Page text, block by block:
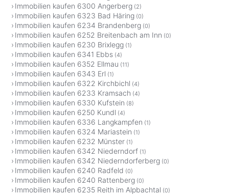
Immobilien kaufen 6300 Angerberg (2)
Immobilien kaufen 6323 Bad Häring (0)
Immobilien kaufen 6234 Brandenberg (0)
Immobilien kaufen 6252 Breitenbach am Inn (0)
Immobilien kaufen 6230 Brixlegg (1)
Immobilien kaufen 6341 Ebbs (4)
Immobilien kaufen 6352 Ellmau (11)
Immobilien kaufen 6343 Erl (1)
Immobilien kaufen 6322 Kirchbichl (4)
Immobilien kaufen 6233 Kramsach (4)
Immobilien kaufen 6330 Kufstein (8)
Immobilien kaufen 6250 Kundl (4)
Immobilien kaufen 6336 Langkampfen (1)
Immobilien kaufen 6324 Mariastein (1)
Immobilien kaufen 6232 Münster (1)
Immobilien kaufen 6342 Niederndorf (1)
Immobilien kaufen 6342 Niederndorferberg (0)
Immobilien kaufen 6240 Radfeld (0)
Immobilien kaufen 6240 Rattenberg (0)
Immobilien kaufen 6235 Reith im Alpbachtal (0)